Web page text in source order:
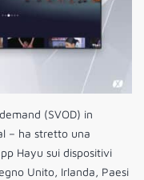
(SVOD) in
– ha stretto una
Hayu sui dispositivi
Unito, Irlanda, Paesi